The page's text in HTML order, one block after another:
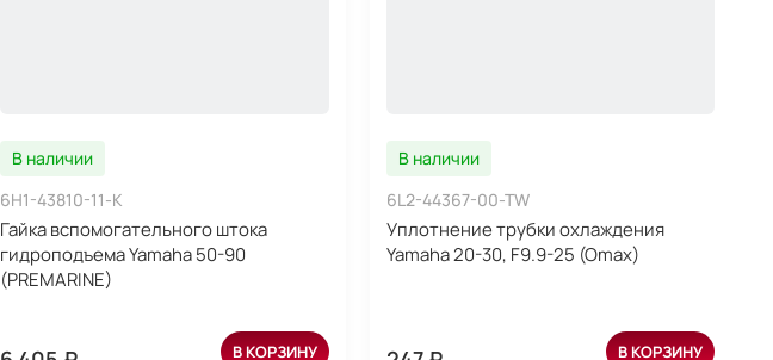
В наличии
6H1-43810-11-K
Гайка вспомогательного штока
гидроподъема Yamaha 50-90
(PREMARINE)
В КОРЗИНУ
В наличии
6L2-44367-00-TW
Уплотнение трубки охлаждения
Yamaha 20-30, F9.9-25 (Omax)
В КОРЗИНУ